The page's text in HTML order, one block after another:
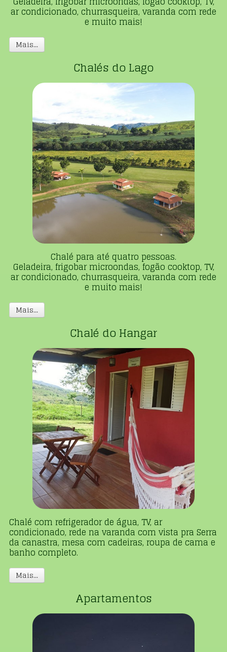
ar condicionado, churrasqueira, varanda com rede
e muito mais!
Mais...
Chalés do Lago
Chalé para até quatro pessoas.
Geladeira, frigobar microondas, fogão cooktop, TV,
ar condicionado, churrasqueira, varanda com rede
e muito mais!
Mais...
Chalé do Hangar
Chalé com refrigerador de água, TV, ar
condicionado, rede na varanda com vista pra Serra
da canastra, mesa com cadeiras, roupa de cama e
banho completo.
Mais...
Apartamentos